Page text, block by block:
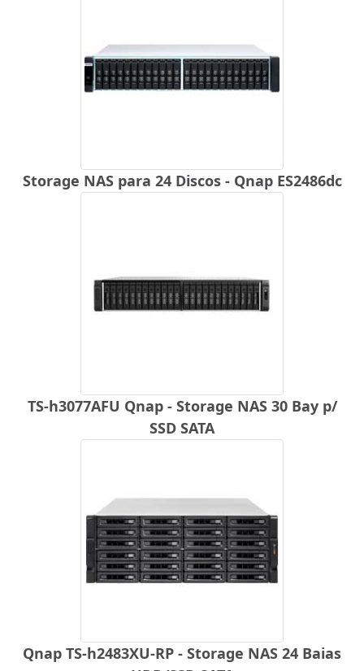
Storage NAS para 24 Discos - Qnap ES2486dc
TS-h3077AFU Qnap - Storage NAS 30 Bay p/
SSD SATA
Qnap TS-h2483XU-RP - Storage NAS 24 Baias